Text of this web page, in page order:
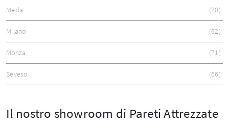
Meda 70
Milano 62
Monza 71
Seveso 66
Il nostro showroom di Pareti Attrezzate